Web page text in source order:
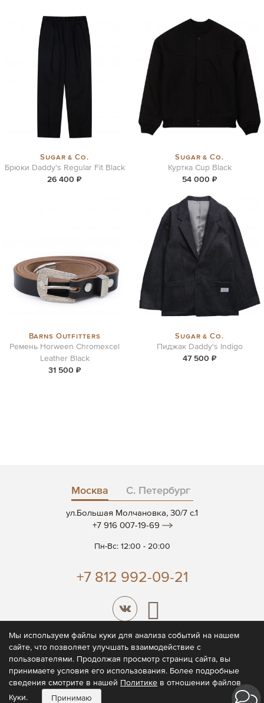
Sugar & Co.
Брюки Daddy's Regular Fit Black
26 400 ₽
Sugar & Co.
Куртка Cup Black
54 000 ₽
Barns Outfitters
Ремень Horween Chromexcel
Leather Black
31 500 ₽
Sugar & Co.
Пиджак Daddy's Indigo
47 500 ₽
Москва С. Петербург
ул.Большая Молчановка, 30/7 c.1
+7 916 007-19-69
Пн-Вс: 12:00 - 20:00
+7 812 992-09-21
Политика конфиденциальности
Пользовательское соглашение
Мы используем файлы куки для анализа событий на нашем
сайте, что позволяет улучшать взаимодействие с
пользователями. Продолжая просмотр страниц сайта, вы
принимаете условия его использования. Более подробные
сведения смотрите в нашей Политике в отношении файлов
Куки.
Принимаю